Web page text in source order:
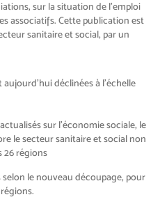
sur la situation de l’emploi
associatifs. Cette publication est
sanitaire et social, par un
déclinées à l’échelle
sur l’économie sociale, le
le secteur sanitaire et social non
26 régions
le nouveau découpage, pour